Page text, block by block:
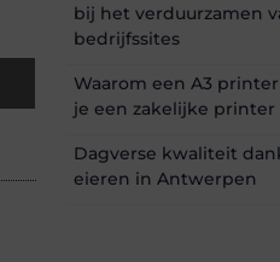
bij het verduurzamen
bedrijfssites
Waarom een A3
je een zakelijke printer
Dagverse kwaliteit
eieren in Antwerpen